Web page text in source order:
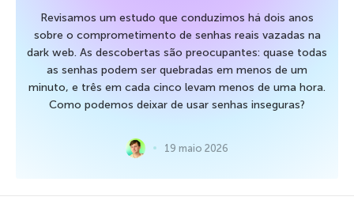
Revisamos um estudo que conduzimos há dois anos
sobre o comprometimento de senhas reais vazadas na
dark web. As descobertas são preocupantes: quase todas
as senhas podem ser quebradas em menos de um
minuto, e três em cada cinco levam menos de uma hora.
Como podemos deixar de usar senhas inseguras?
19 maio 2026